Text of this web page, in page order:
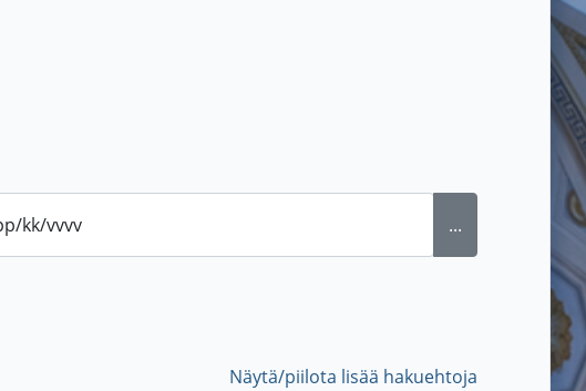
kk/vvvv ...
Näytä/piilota lisää hakuehtoja